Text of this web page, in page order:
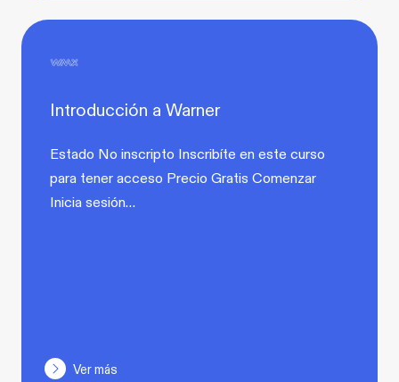
Introducción a Warner
Estado No inscripto Inscribíte en este curso
para tener acceso Precio Gratis Comenzar
Inicia sesión…
Ver más